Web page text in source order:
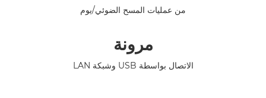
من عمليات المسح الضوئي/يوم
مرونة
الاتصال بواسطة USB وشبكة LAN